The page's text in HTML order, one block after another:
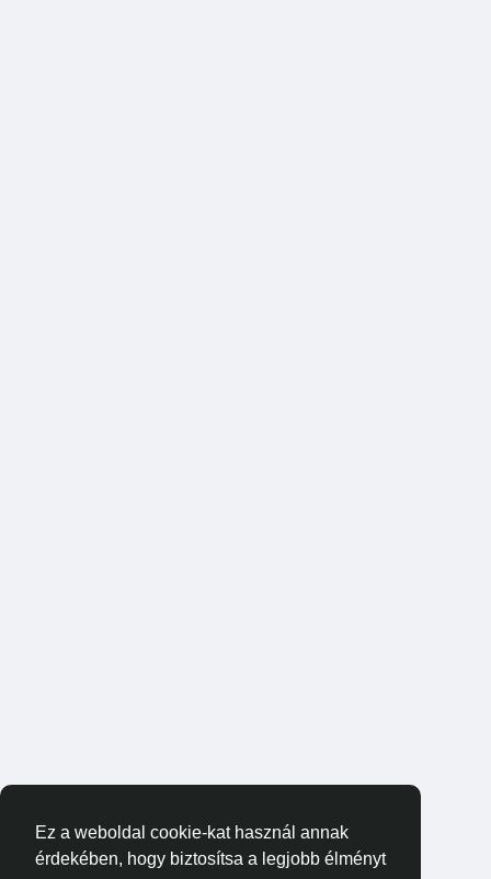
Ez a weboldal cookie-kat használ annak
érdekében, hogy biztosítsa a legjobb élményt